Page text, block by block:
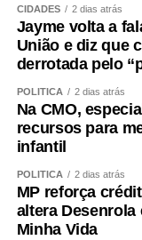
CIDADES 2 dias atrás
Jayme volta a
União e diz que
derrotada pelo
POLÍTICA 2 dias atrás
Na CMO,
recursos para
infantil
POLÍTICA 2 dias atrás
MP reforça
altera Desenrola
Minha Vida